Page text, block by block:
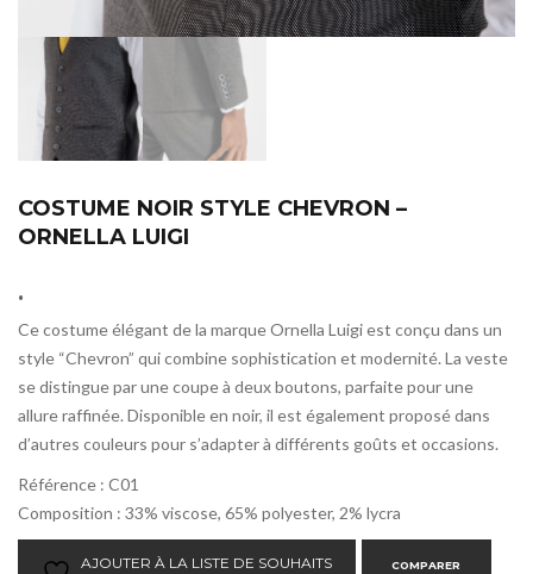
COSTUME NOIR STYLE CHEVRON –
ORNELLA LUIGI
.
Ce costume élégant de la marque Ornella Luigi est conçu dans un
style “Chevron” qui combine sophistication et modernité. La veste
se distingue par une coupe à deux boutons, parfaite pour une
allure raffinée. Disponible en noir, il est également proposé dans
d’autres couleurs pour s’adapter à différents goûts et occasions.
Référence : C01
Composition : 33% viscose, 65% polyester, 2% lycra
AJOUTER À LA LISTE DE SOUHAITS COMPARER